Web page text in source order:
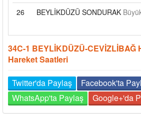
26
BEYLİKDÜZÜ SONDURAK
34C-1 BEYLİKDÜZÜ-CEVİZLİBAĞ
Hareket Saatleri
Twitter'da Paylaş
Facebook'ta
WhatsApp'ta Paylaş
Google+'da